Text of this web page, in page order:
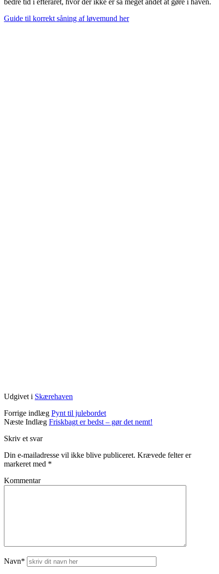
Guide til korrekt såning af løvemund her
Udgivet i Skærehaven
Forrige indlæg Pynt til julebordet
Næste Indlæg Friskbagt er bedst – gør det nemt!
Skriv et svar
Din e-mailadresse vil ikke blive publiceret. Krævede felter er
markeret med *
Kommentar
Navn*